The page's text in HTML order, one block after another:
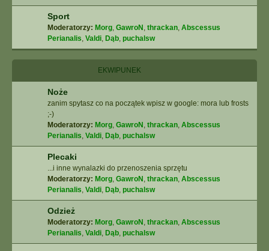
Sport
Moderatorzy: Morg, GawroN , thrackan, Abscessus
Perianalis, Valdi, Dąb, puchalsw
EKWIPUNEK
Noże
zanim spytasz co na początek wpisz w google: mora lub frosts
;-)
Moderatorzy: Morg, GawroN , thrackan, Abscessus
Perianalis, Valdi, Dąb, puchalsw
Plecaki
...i inne wynalazki do przenoszenia sprzętu
Moderatorzy: Morg, GawroN , thrackan, Abscessus
Perianalis, Valdi, Dąb, puchalsw
Odzież
Moderatorzy: Morg, GawroN , thrackan, Abscessus
Perianalis, Valdi, Dąb, puchalsw